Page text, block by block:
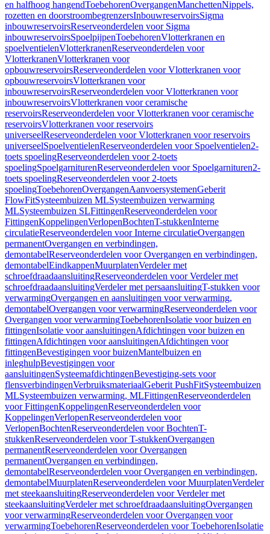
en halfhoog hangendToebehorenOvergangenManchettenNippels,
rozetten en doorstroombegrenzersInbouwreservoirsSigma
inbouwreservoirsReserveonderdelen voor Sigma
inbouwreservoirsSpoelpijpenToebehorenVlotterkranen en
spoelventielenVlotterkranenReserveonderdelen voor
VlotterkranenVlotterkranen voor
opbouwreservoirsReserveonderdelen voor Vlotterkranen voor
opbouwreservoirsVlotterkranen voor
inbouwreservoirsReserveonderdelen voor Vlotterkranen voor
inbouwreservoirsVlotterkranen voor ceramische
reservoirsReserveonderdelen voor Vlotterkranen voor ceramische
reservoirsVlotterkranen voor reservoirs
universeelReserveonderdelen voor Vlotterkranen voor reservoirs
universeelSpoelventielenReserveonderdelen voor Spoelventielen2-
toets spoelingReserveonderdelen voor 2-toets
spoelingSpoelgarniturenReserveonderdelen voor Spoelgarnituren2-
toets spoelingReserveonderdelen voor 2-toets
spoelingToebehorenOvergangenAanvoersystemenGeberit
FlowFitSysteembuizen MLSysteembuizen verwarming
MLSysteembuizen SLFittingenReserveonderdelen voor
FittingenKoppelingenVerlopenBochtenT-stukkenInterne
circulatieReserveonderdelen voor Interne circulatieOvergangen
permanentOvergangen en verbindingen,
demontabelReserveonderdelen voor Overgangen en verbindingen,
demontabelEindkappenMuurplatenVerdeler met
schroefdraadaansluitingReserveonderdelen voor Verdeler met
schroefdraadaansluitingVerdeler met persaansluitingT-stukken voor
verwarmingOvergangen en aansluitingen voor verwarming,
demontabelOvergangen voor verwarmingReserveonderdelen voor
Overgangen voor verwarmingToebehorenIsolatie voor buizen en
fittingenIsolatie voor aansluitingenAfdichtingen voor buizen en
fittingenAfdichtingen voor aansluitingenAfdichtingen voor
fittingenBevestigingen voor buizenMantelbuizen en
inleghulpBevestigingen voor
aansluitingenSysteemafdichtingenBevestiging-sets voor
flensverbindingenVerbruiksmateriaalGeberit PushFitSysteembuizen
MLSysteembuizen verwarming, MLFittingenReserveonderdelen
voor FittingenKoppelingenReserveonderdelen voor
KoppelingenVerlopenReserveonderdelen voor
VerlopenBochtenReserveonderdelen voor BochtenT-
stukkenReserveonderdelen voor T-stukkenOvergangen
permanentReserveonderdelen voor Overgangen
permanentOvergangen en verbindingen,
demontabelReserveonderdelen voor Overgangen en verbindingen,
demontabelMuurplatenReserveonderdelen voor MuurplatenVerdeler
met steekaansluitingReserveonderdelen voor Verdeler met
steekaansluitingVerdeler met schroefdraadaansluitingOvergangen
voor verwarmingReserveonderdelen voor Overgangen voor
verwarmingToebehorenReserveonderdelen voor ToebehorenIsolatie